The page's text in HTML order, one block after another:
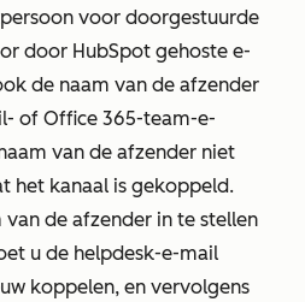
voor doorgestuurde
door HubSpot gehoste e-
de naam van de afzender
of Office 365-team-e-
van de afzender niet
het kanaal is gekoppeld.
de afzender in te stellen
u de helpdesk-e-mail
koppelen, en vervolgens